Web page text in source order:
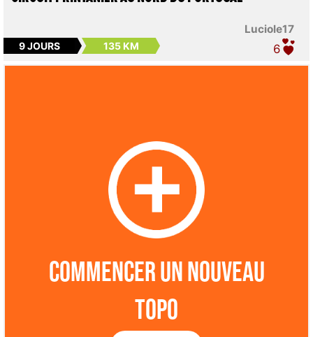
Luciole17
9 JOURS 135 KM 6
Commencer un nouveau
topo